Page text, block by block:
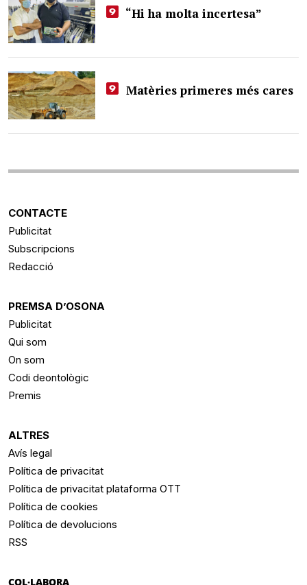
“Hi ha molta incertesa”
Matèries primeres més cares
CONTACTE
Publicitat
Subscripcions
Redacció
PREMSA D’OSONA
Publicitat
Qui som
On som
Codi deontològic
Premis
ALTRES
Avís legal
Política de privacitat
Política de privacitat plataforma OTT
Política de cookies
Política de devolucions
RSS
COL·LABORA